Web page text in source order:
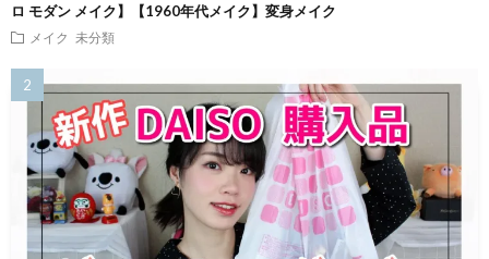
ロ モダン メイク】【1960年代メイク】変身メイク
メイク 未分類